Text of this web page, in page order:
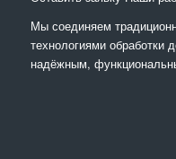
Мы соединяем
технологиями обработки
надёжным,